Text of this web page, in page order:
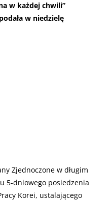
w każdej chwili”
w niedzielę
Zjednoczone w długim
5-dniowego posiedzenia
Korei, ustalającego